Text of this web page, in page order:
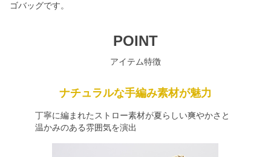
ゴバッグです。
POINT
アイテム特徴
ナチュラルな手編み素材が魅力
丁寧に編まれたストロー素材が夏らしい爽やかさと
温かみのある雰囲気を演出